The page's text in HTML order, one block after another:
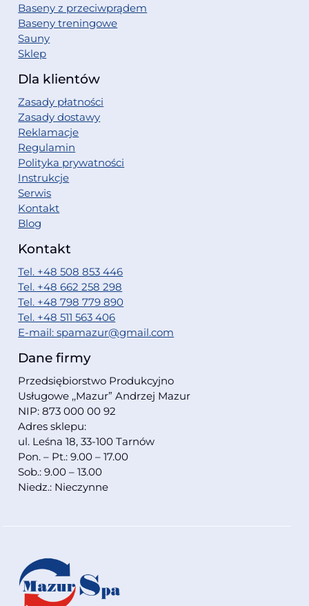
Baseny z przeciwprądem
Baseny treningowe
Sauny
Sklep
Dla klientów
Zasady płatności
Zasady dostawy
Reklamacje
Regulamin
Polityka prywatności
Instrukcje
Serwis
Kontakt
Blog
Kontakt
Tel. +48 508 853 446
Tel. +48 662 258 298
Tel. +48 798 779 890
Tel. +48 511 563 406
E-mail: spamazur@gmail.com
Dane firmy
Przedsiębiorstwo Produkcyjno
Usługowe ,,Mazur” Andrzej Mazur
NIP: 873 000 00 92
Adres sklepu:
ul. Leśna 18, 33-100 Tarnów
Pon. – Pt.: 9.00 – 17.00
Sob.: 9.00 – 13.00
Niedz.: Nieczynne